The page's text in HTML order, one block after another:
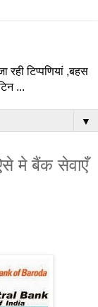
रही टिप्पणियां ,बहस
...
▼
मे बैंक सेवाएँ